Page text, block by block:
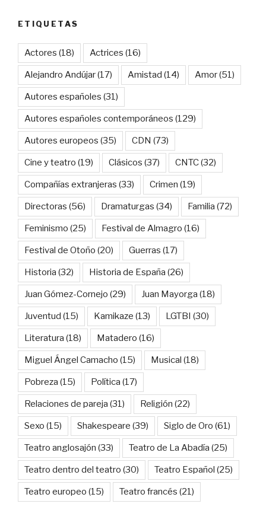
ETIQUETAS
Actores (18) Actrices (16)
Alejandro Andújar(17) Amistad (14) Amor(51)
Autores españoles (31)
Autores españoles contemporáneos (129)
Autores europeos (35) CDN (73)
Cine y teatro (19) Clásicos (37) CNTC(32)
Compañías extranjeras (33) Crimen (19)
Directoras (56) Dramaturgas (34) Familia (72)
Feminismo (25) Festival de Almagro (16)
Festival de Otoño (20) Guerras (17)
Historia (32) Historia de España (26)
Juan Gómez-Cornejo (29) Juan Mayorga (18)
Juventud (15) Kamikaze (13) LGTBI (30)
Literatura (18) Matadero (16)
Miguel Ángel Camacho (15) Musical (18)
Pobreza (15) Política (17)
Relaciones de pareja (31) Religión (22)
Sexo (15) Shakespeare (39) Siglo de Oro (61)
Teatro anglosajón (33) Teatro de La Abadía (25)
Teatro dentro del teatro (30) Teatro Español (25)
Teatro europeo (15) Teatro francés (21)